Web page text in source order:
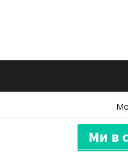
Ми в